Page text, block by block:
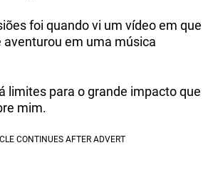
foi quando vi um vídeo em que
aventurou em uma música
limites para o grande impacto que
mim.